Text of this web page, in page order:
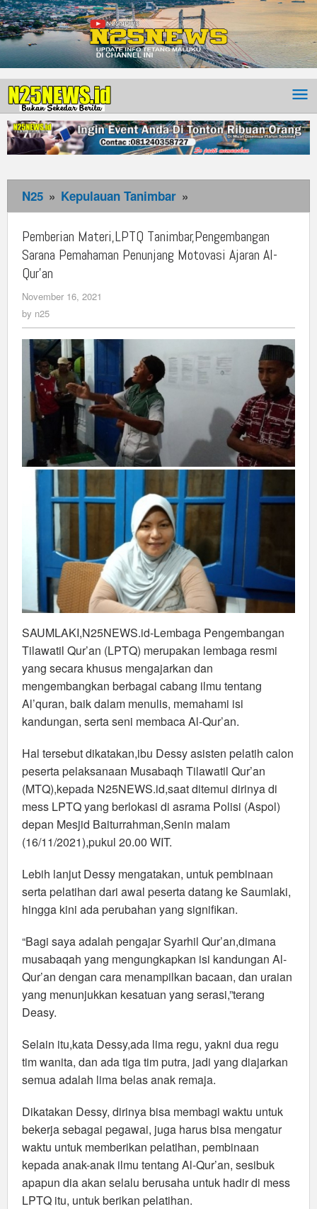
N25 » Kepulauan Tanimbar »
Materi,LPTQ
Sarana
Pemahaman
Al-
Qur'an
Pemberian Materi,LPTQ Tanimbar,Pengembangan
Sarana Pemahaman Penunjang Motovasi Ajaran Al-
Qur’an
November 16, 2021
by n25
SAUMLAKI,N25NEWS.id-Lembaga Pengembangan
Tilawatil Qur’an (LPTQ) merupakan lembaga resmi
yang secara khusus mengajarkan dan
mengembangkan berbagai cabang ilmu tentang
Al’quran, baik dalam menulis, memahami isi
kandungan, serta seni membaca Al-Qur’an.
Hal tersebut dikatakan,ibu Dessy asisten pelatih calon
peserta pelaksanaan Musabaqh Tilawatil Qur’an
(MTQ),kepada N25NEWS.id,saat ditemui dirinya di
mess LPTQ yang berlokasi di asrama Polisi (Aspol)
depan Mesjid Baiturrahman,Senin malam
(16/11/2021),pukul 20.00 WIT.
Lebih lanjut Dessy mengatakan, untuk pembinaan
serta pelatihan dari awal peserta datang ke Saumlaki,
hingga kini ada perubahan yang signifikan.
“Bagi saya adalah pengajar Syarhil Qur’an,dimana
musabaqah yang mengungkapkan isi kandungan Al-
Qur’an dengan cara menampilkan bacaan, dan uraian
yang menunjukkan kesatuan yang serasi,”terang
Deasy.
Selain itu,kata Dessy,ada lima regu, yakni dua regu
tim wanita, dan ada tiga tim putra, jadi yang diajarkan
semua adalah lima belas anak remaja.
Dikatakan Dessy, dirinya bisa membagi waktu untuk
bekerja sebagai pegawai, juga harus bisa mengatur
waktu untuk memberikan pelatihan, pembinaan
kepada anak-anak ilmu tentang Al-Qur’an, sesibuk
apapun dia akan selalu berusaha untuk hadir di mess
LPTQ itu, untuk berikan pelatihan.